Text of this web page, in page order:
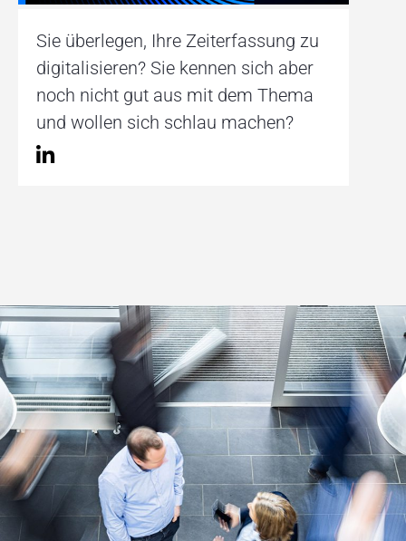
Sie überlegen, Ihre Zeiterfassung zu
digitalisieren? Sie kennen sich aber
noch nicht gut aus mit dem Thema
und wollen sich schlau machen?